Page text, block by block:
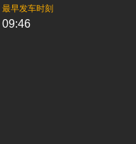
最早发车时刻
09:46